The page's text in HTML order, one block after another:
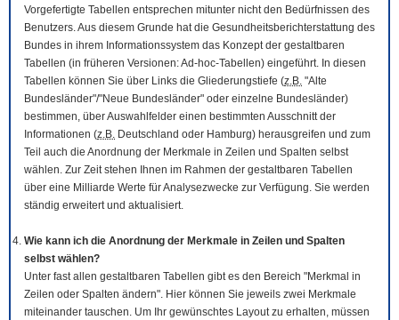
Vorgefertigte Tabellen entsprechen mitunter nicht den Bedürfnissen des
Benutzers. Aus diesem Grunde hat die Gesundheitsberichterstattung des
Bundes in ihrem Informationssystem das Konzept der gestaltbaren
Tabellen (in früheren Versionen: Ad-hoc-Tabellen) eingeführt. In diesen
Tabellen können Sie über Links die Gliederungstiefe (z.B. "Alte
Bundesländer"/"Neue Bundesländer" oder einzelne Bundesländer)
bestimmen, über Auswahlfelder einen bestimmten Ausschnitt der
Informationen (z.B. Deutschland oder Hamburg) herausgreifen und zum
Teil auch die Anordnung der Merkmale in Zeilen und Spalten selbst
wählen. Zur Zeit stehen Ihnen im Rahmen der gestaltbaren Tabellen
über eine Milliarde Werte für Analysezwecke zur Verfügung. Sie werden
ständig erweitert und aktualisiert.
Wie kann ich die Anordnung der Merkmale in Zeilen und Spalten
selbst wählen?
Unter fast allen gestaltbaren Tabellen gibt es den Bereich "Merkmal in
Zeilen oder Spalten ändern". Hier können Sie jeweils zwei Merkmale
miteinander tauschen. Um Ihr gewünschtes Layout zu erhalten, müssen